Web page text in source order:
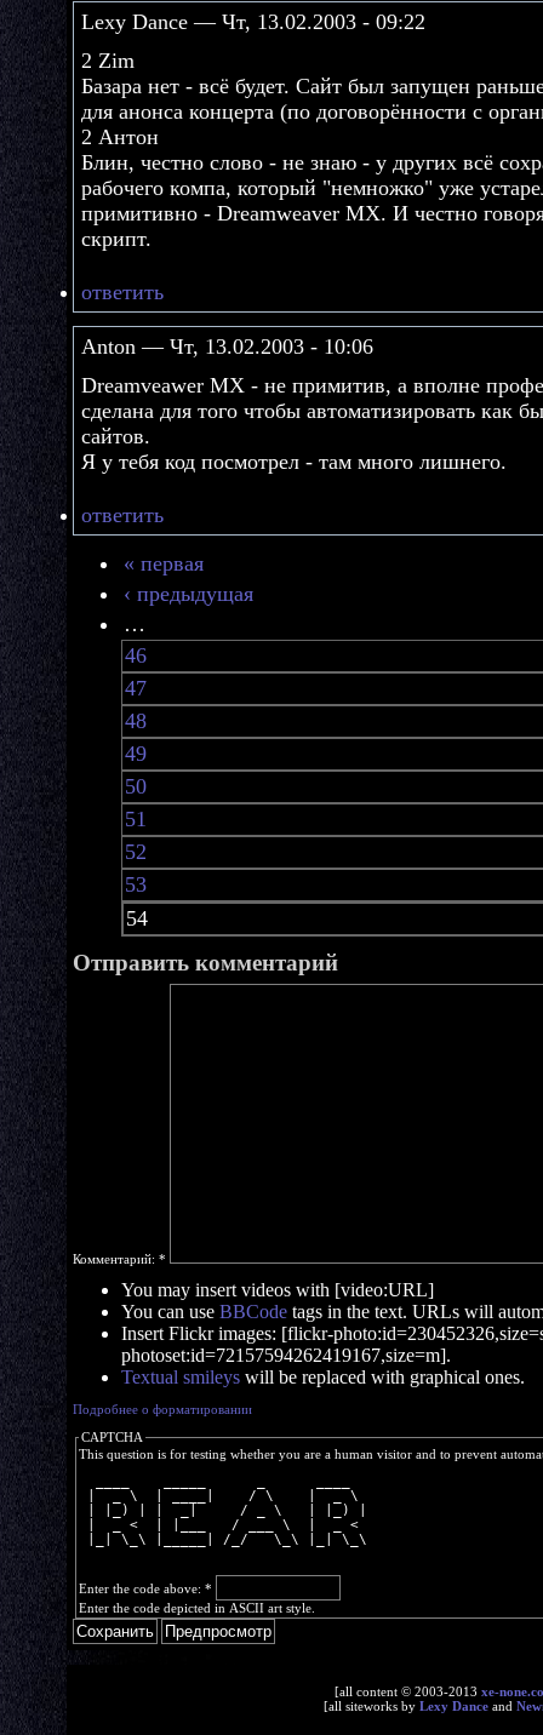
Lexy Dance — Чт, 13.02.2003 - 09:22
2 Zim
Базара нет - всё будет. Сайт был запущен
для анонса концерта (по договорённости с
2 Антон
Блин, честно слово - не знаю - у других всё
рабочего компа, который "немножко" уже
примитивно - Dreamweaver MX. И честно
скрипт.
ответить
Anton — Чт, 13.02.2003 - 10:06
Dreamveawer MX - не примитив, а вполне
сделана для того чтобы автоматизировать как
сайтов.
Я у тебя код посмотрел - там много лишнего.
ответить
« первая
‹ предыдущая
…
46
47
48
49
50
51
52
53
54
Отправить комментарий
Комментарий: *
You may insert videos with [video:URL]
You can use BBCode tags in the text. URLs will
Insert Flickr images: [flickr-
photoset:id=72157594262419167,size=m].
Textual smileys will be replaced with graphical ones.
Подробнее о форматировании
CAPTCHA
This question is for testing whether you are a human visitor and to prevent
|  _ \  | ____|    / \    |  _ \
| |_) | |  _|     / _ \   | |_) |
|  _ <  | |___   / ___ \  |  _ <
|_| \_\ |_____| /_/   \_\ |_| \_\
Enter the code above: *
Enter the code depicted in ASCII art style.
[all content © 2003-2013 xe-
[all siteworks by Lexy Danceand